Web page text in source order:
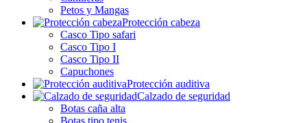
Petos y Mangas
Protección cabeza
Casco Tipo safari
Casco Tipo I
Casco Tipo II
Capuchones
Protección auditiva
Calzado de seguridad
Botas caña alta
Botas tipo tenis